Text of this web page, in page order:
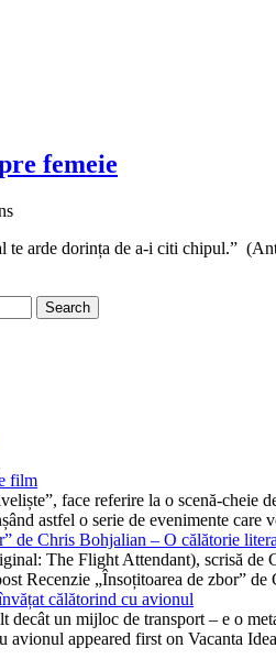
femeie
te arde dorința de a-i citi chipul.”
film
face referire la o scenă-cheie
astfel o serie de evenimente
de Chris Bohjalian – O călătorie
The Flight Attendant), scrisă
Recenzie „Însoțitoarea de zbor”
călătorind cu avionul
decât un mijloc de transport – e o
avionul appeared first on Vacanta